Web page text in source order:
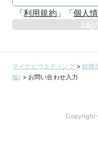
「利用規約 」 「個人
上
マイナビウエディング>結婚
輪) > お問い合わせ入力
Copyright